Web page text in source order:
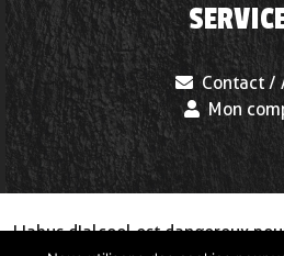
Contact /
Mon
L'abus d'alcool est dangereux